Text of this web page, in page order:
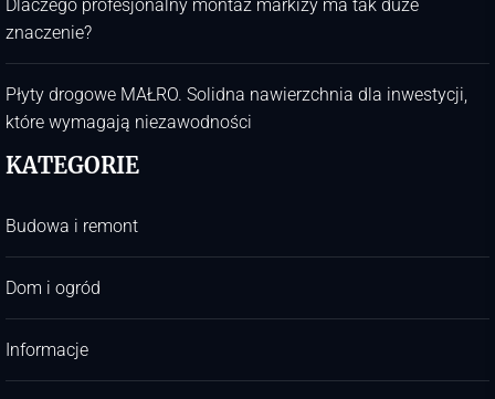
Dlaczego profesjonalny montaż markizy ma tak duże
znaczenie?
Płyty drogowe MAŁRO. Solidna nawierzchnia dla inwestycji,
które wymagają niezawodności
KATEGORIE
Budowa i remont
Dom i ogród
Informacje